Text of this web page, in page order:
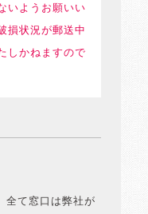
いようお願いい
損状況が郵送中
しかねますので
全て窓口は弊社が